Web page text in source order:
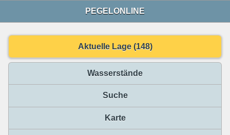
PEGELONLINE
Aktuelle Lage (148)
Wasserstände
Suche
Karte